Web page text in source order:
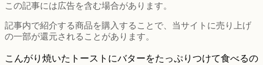
この記事には広告を含む場合があります。
記事内で紹介する商品を購入することで、当サイトに売り上げ
の一部が還元されることがあります。
こんがり焼いたトーストにバターをたっぷりつけて食べるの